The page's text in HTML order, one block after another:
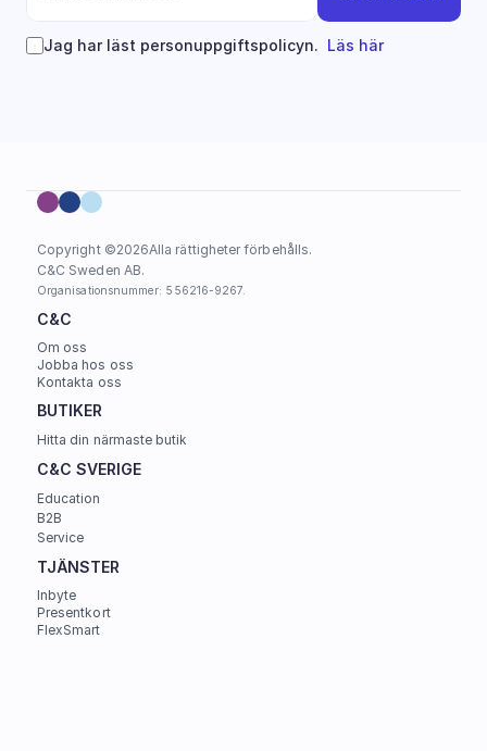
Jag har läst personuppgiftspolicyn. Läs här
Copyright ©2026Alla rättigheter förbehålls.
C&C Sweden AB.
Organisationsnummer: 556216-9267.
C&C
Om oss
Jobba hos oss
Kontakta oss
BUTIKER
Hitta din närmaste butik
C&C SVERIGE
Education
B2B
Service
TJÄNSTER
Inbyte
Presentkort
FlexSmart